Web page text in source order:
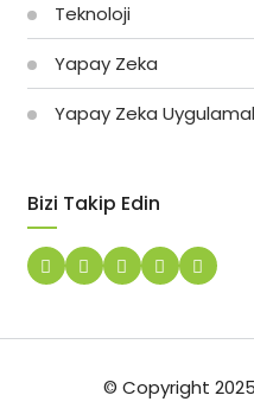
Teknoloji
Yapay Zeka
Yapay Zeka
Bizi Takip Edin
© Copyright 2025,